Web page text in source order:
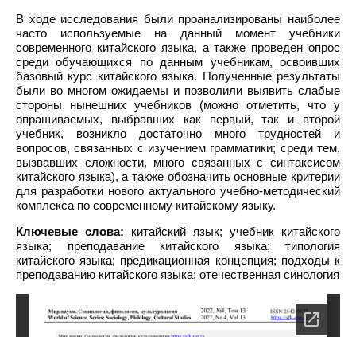
В ходе исследования были проанализированы наиболее
часто используемые на данный момент учебники
современного китайского языка, а также проведен опрос
среди обучающихся по данным учебникам, освоивших
базовый курс китайского языка. Полученные результаты
были во многом ожидаемы и позволили выявить слабые
стороны нынешних учебников (можно отметить, что у
опрашиваемых, выбравших как первый, так и второй
учебник, возникло достаточно много трудностей и
вопросов, связанных с изучением грамматики; среди тем,
вызвавших сложности, много связанных с синтаксисом
китайского языка), а также обозначить основные критерии
для разработки нового актуального учебно-методический
комплекса по современному китайскому языку.
Ключевые слова: китайский язык; учебник китайского
языка; преподавание китайского языка; типология
китайского языка; предикационная концепция; подходы к
преподаванию китайского языка; отечественная синология